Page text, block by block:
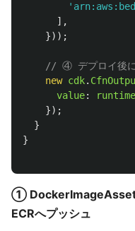
'
],
}));
// ④ デプロイ後に
new cdk.
value: runtime
});
}
}
① DockerImageAsset
ECRへプッシュ